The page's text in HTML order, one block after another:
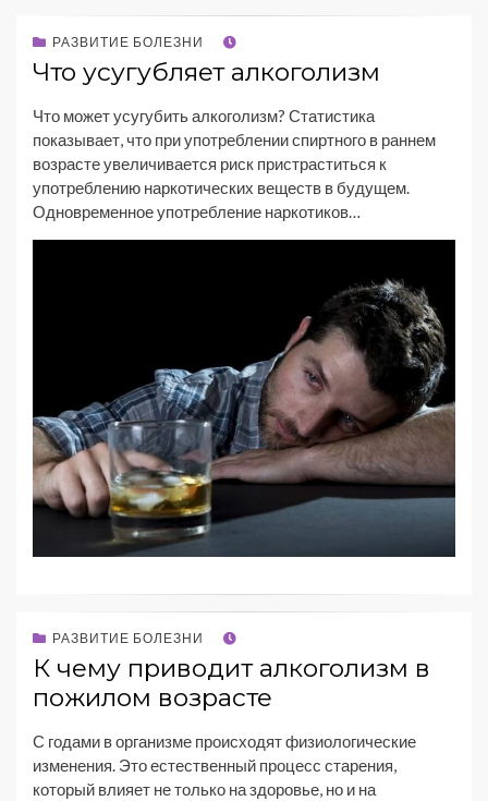
РАЗВИТИЕ БОЛЕЗНИ
Что усугубляет алкоголизм
Что может усугубить алкоголизм? Статистика
показывает, что при употреблении спиртного в раннем
возрасте увеличивается риск пристраститься к
употреблению наркотических веществ в будущем.
Одновременное употребление наркотиков…
РАЗВИТИЕ БОЛЕЗНИ
К чему приводит алкоголизм в
пожилом возрасте
С годами в организме происходят физиологические
изменения. Это естественный процесс старения,
который влияет не только на здоровье, но и на